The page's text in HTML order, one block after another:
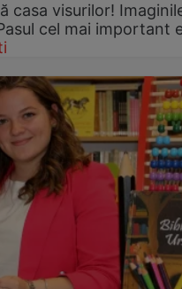
casa visurilor!
cel mai important